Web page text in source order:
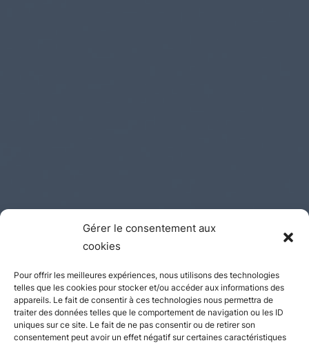
Gérer le consentement aux
cookies
Pour offrir les meilleures expériences, nous utilisons des technologies
telles que les cookies pour stocker et/ou accéder aux informations des
appareils. Le fait de consentir à ces technologies nous permettra de
traiter des données telles que le comportement de navigation ou les ID
uniques sur ce site. Le fait de ne pas consentir ou de retirer son
consentement peut avoir un effet négatif sur certaines caractéristiques